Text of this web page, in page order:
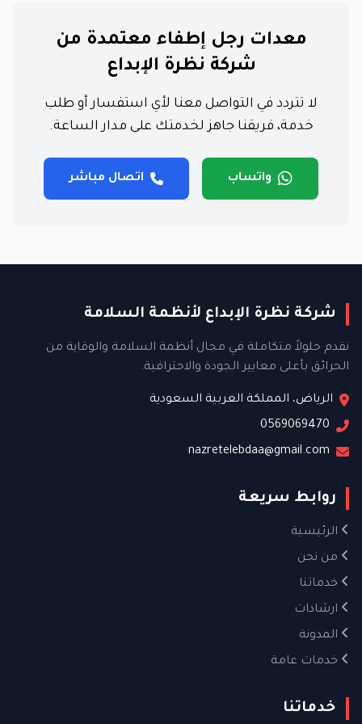
معدات رجل إطفاء معتمدة من
شركة نظرة الإبداع
لا تتردد في التواصل معنا لأي استفسار أو طلب
خدمة، فريقنا جاهز لخدمتك على مدار الساعة.
واتساب اتصال مباشر
شركة نظرة الإبداع لأنظمة السلامة
نقدم حلولاً متكاملة في مجال أنظمة السلامة والوقاية من
الحرائق بأعلى معايير الجودة والاحترافية.
الرياض، المملكة العربية السعودية
0569069470
nazretelebdaa@gmail.com
روابط سريعة
الرئيسية
من نحن
خدماتنا
ارشادات
المدونة
خدمات عامة
خدماتنا